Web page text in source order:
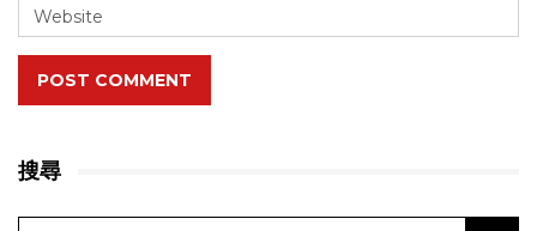
POST COMMENT
搜尋